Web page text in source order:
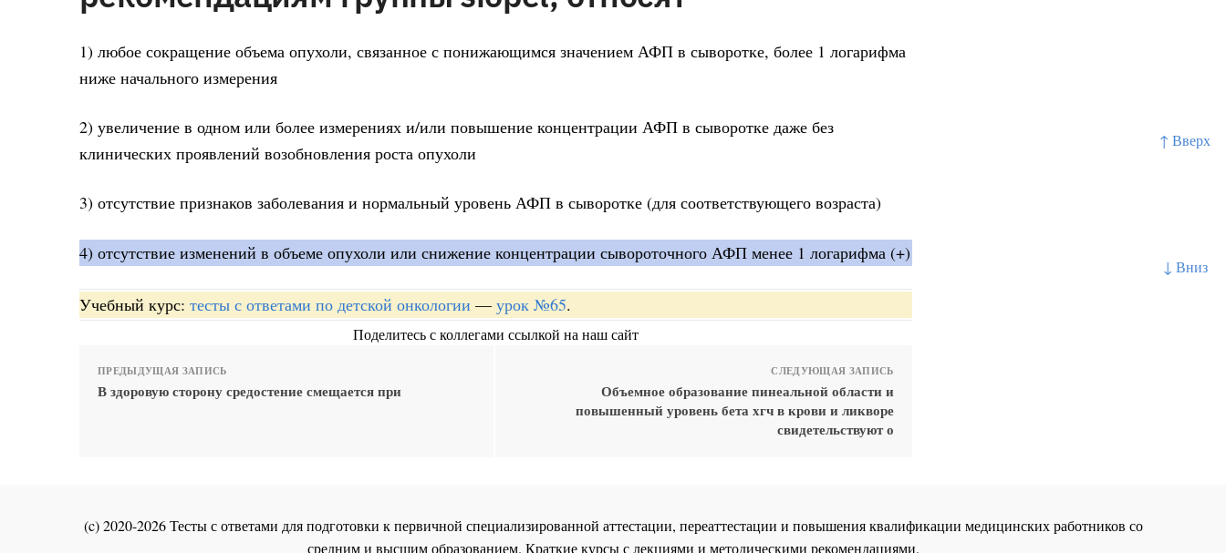
↑ Вверх
↓ Вниз
1) любое сокращение объема опухоли, связанное с понижающимся значением АФП в сыворотке, более 1 логарифма
ниже начального измерения
2) увеличение в одном или более измерениях и/или повышение концентрации АФП в сыворотке даже без
клинических проявлений возобновления роста опухоли
3) отсутствие признаков заболевания и нормальный уровень АФП в сыворотке (для соответствующего возраста)
4) отсутствие изменений в объеме опухоли или снижение концентрации сывороточного АФП менее 1 логарифма (+)
Учебный курс: тесты с ответами по детской онкологии — урок №65.
Поделитесь с коллегами ссылкой на наш сайт
ПРЕДЫДУЩАЯ ЗАПИСЬ
В здоровую сторону средостение смещается при
СЛЕДУЮЩАЯ ЗАПИСЬ
Объемное образование пинеальной области и
повышенный уровень бета хгч в крови и ликворе
свидетельствуют о
(c) 2020-2026 Тесты с ответами для подготовки к первичной специализированной аттестации, переаттестации и повышения квалификации медицинских работников со
средним и высшим образованием. Краткие курсы с лекциями и методическими рекомендациями.